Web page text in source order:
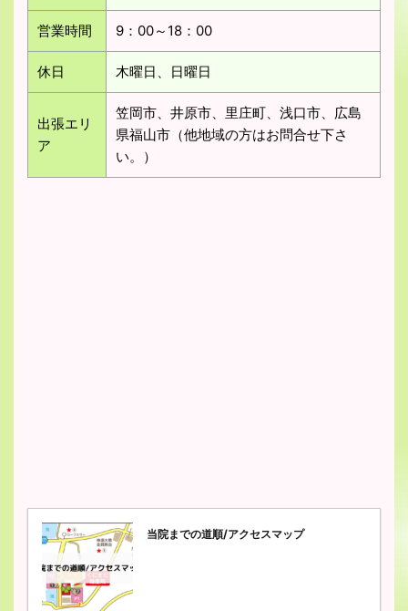
営業時間 9：00～18：00
休日 木曜日、日曜日
出張エリ
ア
笠岡市、井原市、里庄町、浅口市、広島
県福山市（他地域の方はお問合せ下さ
い。）
当院までの道順/アクセスマップ